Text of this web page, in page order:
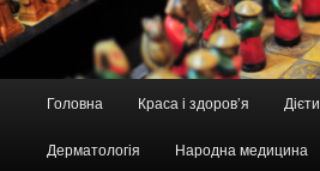
Головна Краса і здоров’я Дієти
Дерматологія Народна медицина